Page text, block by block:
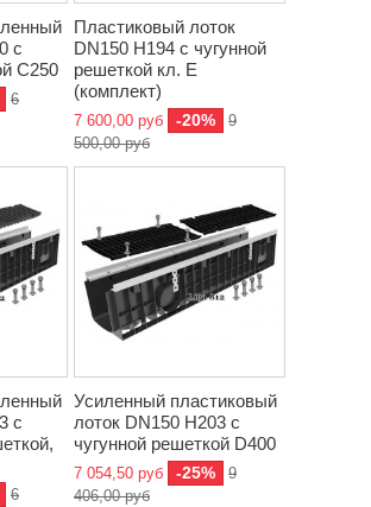
с
C250
6
Пластиковый лоток
DN150 H194 с чугунной
решеткой кл. Е
(комплект)
7 600,00 руб -20%
9
500,00 руб
с
6
Усиленный пластиковый
лоток DN150 H203 с
чугунной решеткой D400
7 054,50 руб -25%
9
406,00 руб